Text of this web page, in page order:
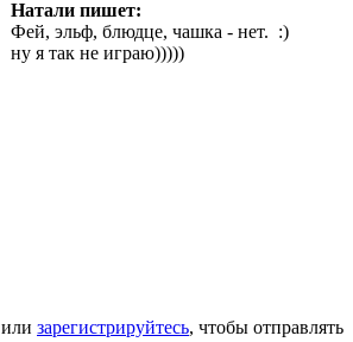
Натали пишет:
Фей, эльф, блюдце, чашка - нет. :)
ну я так не играю)))))
или зарегистрируйтесь, чтобы отправлять